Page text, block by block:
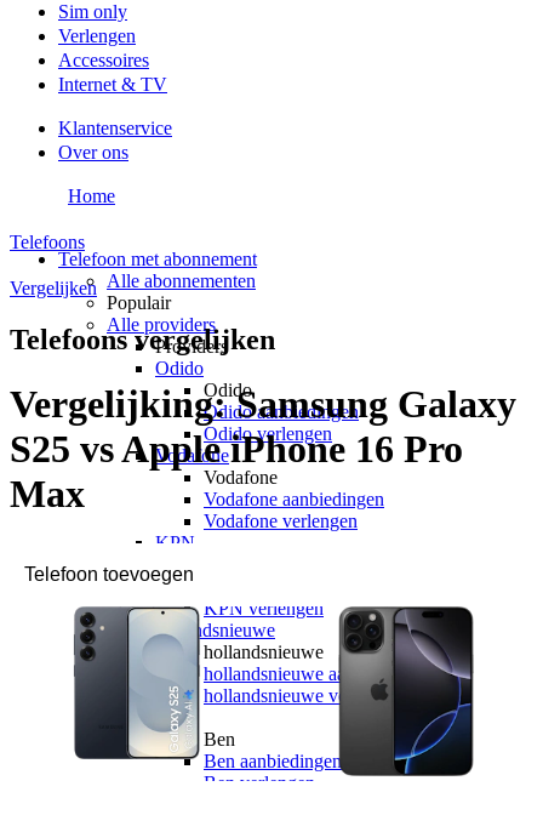
Sim only
Verlengen
Accessoires
Internet & TV
Klantenservice
Over ons
Telefoon met abonnement
Alle abonnementen
Populair
Alle providers
Providers
Odido
Odido
Odido aanbiedingen
Odido verlengen
Vodafone
Vodafone
Vodafone aanbiedingen
Vodafone verlengen
KPN
KPN verlengen
hollandsnieuwe
hollandsnieuwe
hollandsnieuwe aanbiedingen
hollandsnieuwe verlengen
Ben
Ben
Ben aanbiedingen
Ben verlengen
Home
Telefoons
Vergelijken
Telefoons vergelijken
Vergelijking: Samsung Galaxy
S25 vs Apple iPhone 16 Pro
Max